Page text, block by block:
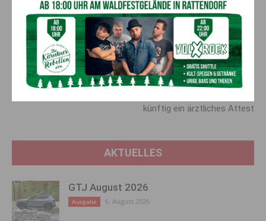
Vorheriger Artikel
Meckis Imbiss
Nächster Artikel
Vermummungs­verbot: Für
künftig ein ärztliches Attest
AKTUELLES
GTJ August 2026
Ausgabe 6. August 2026